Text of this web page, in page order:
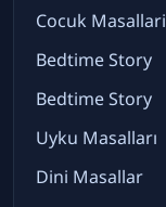
Cocuk Masallari
Bedtime Story
Bedtime Story
Uyku Masalları
Dini Masallar